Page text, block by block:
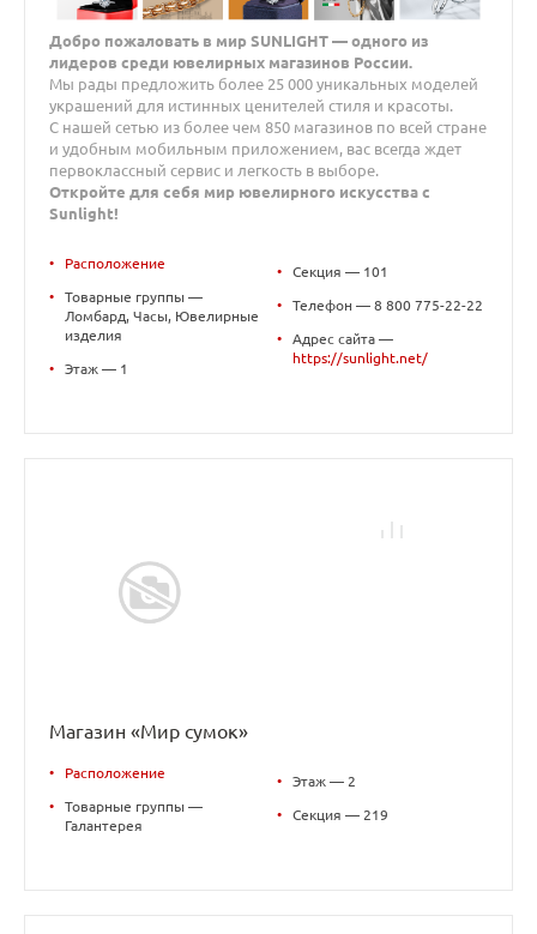
Добро пожаловать в мир SUNLIGHT — одного из
лидеров среди ювелирных магазинов России.
Мы рады предложить более 25 000 уникальных моделей
украшений для истинных ценителей стиля и красоты.
С нашей сетью из более чем 850 магазинов по всей стране
и удобным мобильным приложением, вас всегда ждет
первоклассный сервис и легкость в выборе.
Откройте для себя мир ювелирного искусства с
Sunlight!
• Расположение
•
Товарные группы —
Ломбард, Часы, Ювелирные
изделия
• Этаж — 1
• Секция — 101
• Телефон — 8 800 775-22-22
•
Адрес сайта —
https://sunlight.net/
Магазин «Мир сумок»
• Расположение
•
Товарные группы —
Галантерея
• Этаж — 2
• Секция — 219